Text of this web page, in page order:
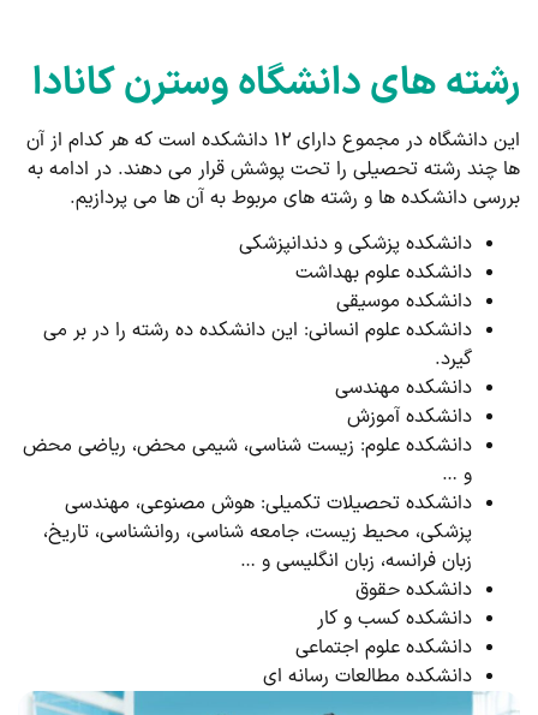
رشته های دانشگاه وسترن کانادا
این دانشگاه در مجموع دارای ۱۲ دانشکده است که هر کدام از آن
ها چند رشته تحصیلی را تحت پوشش قرار می دهند. در ادامه به
بررسی دانشکده ها و رشته های مربوط به آن ها می پردازیم.
دانشکده پزشکی و دندانپزشکی
دانشکده علوم بهداشت
دانشکده موسیقی
دانشکده علوم انسانی: این دانشکده ده رشته را در بر می‌
گیرد.
دانشکده مهندسی
دانشکده آموزش
دانشکده علوم: زیست شناسی، شیمی محض، ریاضی محض
و …
دانشکده تحصیلات تکمیلی: هوش مصنوعی، مهندسی
پزشکی، محیط زیست، جامعه شناسی، روانشناسی، تاریخ،
زبان فرانسه، زبان انگلیسی و …
دانشکده حقوق
دانشکده کسب و کار
دانشکده علوم اجتماعی
دانشکده مطالعات رسانه ای